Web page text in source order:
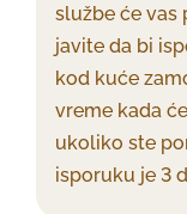
službe će vas
javite da bi
kod kuće
vreme kada
ukoliko ste
isporuku je 3